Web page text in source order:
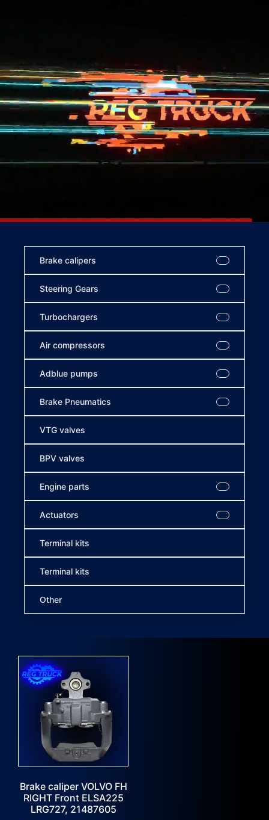
Brake calipers
Steering Gears
Turbochargers
Air compressors
Adblue pumps
Brake Pneumatics
VTG valves
BPV valves
Engine parts
Actuators
Terminal kits
Terminal kits
Other
Brake caliper VOLVO FH
RIGHT Front ELSA225
LRG727, 21487605